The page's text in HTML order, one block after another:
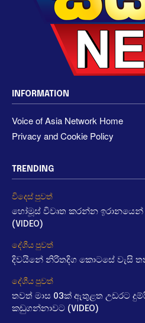
INFORMATION
Voice of Asia Network Home
Privacy and Cookie Policy
TRENDING
විදෙස් පුවත්
හෝමූස් විවෘත කරන්න
(VIDEO)
දේශීය පුවත්
දිවයිනේ නිරිතදිග කොටසේ වැසි
දේශීය පුවත්
තවත් මාස 03ක් ඇතුළත උඩරට
කඩුගන්නාවට (VIDEO)